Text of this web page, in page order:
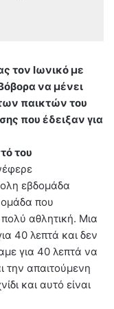
τον Ιωνικό με
να μένει
παικτών του
που έδειξαν για
του
εβδομάδα
ομάδα που
αθλητική. Μια
40 λεπτά και δεν
για 40 λεπτά να
την απαιτούμενη
και αυτό είναι